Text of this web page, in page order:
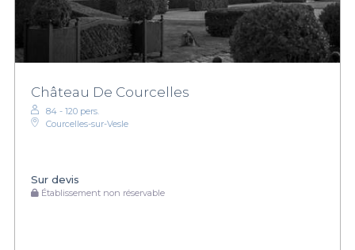
Château De Courcelles
84 - 120 pers.
Courcelles-sur-Vesle
Sur devis
Établissement non réservable